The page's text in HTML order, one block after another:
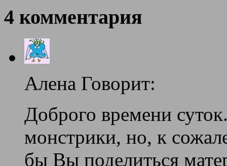
4 комментария
Алена Говорит:
Доброго времени
монстрики, но, к
бы Вы поделиться